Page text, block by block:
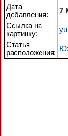
Дата
добавления:
7
Ссылка на
картинку:
Статья
расположения: